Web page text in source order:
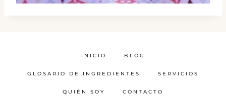
INICIO BLOG
GLOSARIO DE INGREDIENTES SERVICIOS
QUIÉN SOY CONTACTO